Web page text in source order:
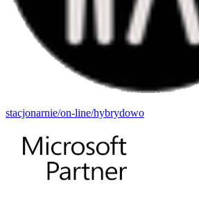
stacjonarnie/on-line/hybrydowo